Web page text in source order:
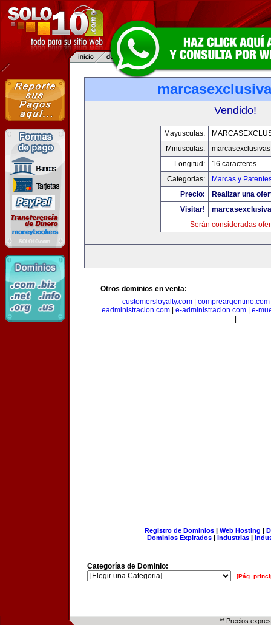
Vendido!
Mayusculas:
Minusculas:
Longitud:
16 caracteres
Categorias:
Marcas y
Precio:
Realizar una
Visitar!
Serán consideradas
Otros dominios en venta:
customersloyalty.com| compreargentino.com
eadministracion.com| e-administracion.com| e-
Registro de Dominios| Web Hosting |
Dominios Expirados | Industrias |
Categorías de Dominio:
[Pág.
** Precios